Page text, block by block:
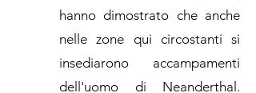
hanno dimostrato che anche
nelle zone qui circostanti si
insediarono accampamenti
dell'uomo di Neanderthal.